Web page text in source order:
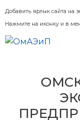
Добавить ярлык сайта на
Нажмите на иконку и в